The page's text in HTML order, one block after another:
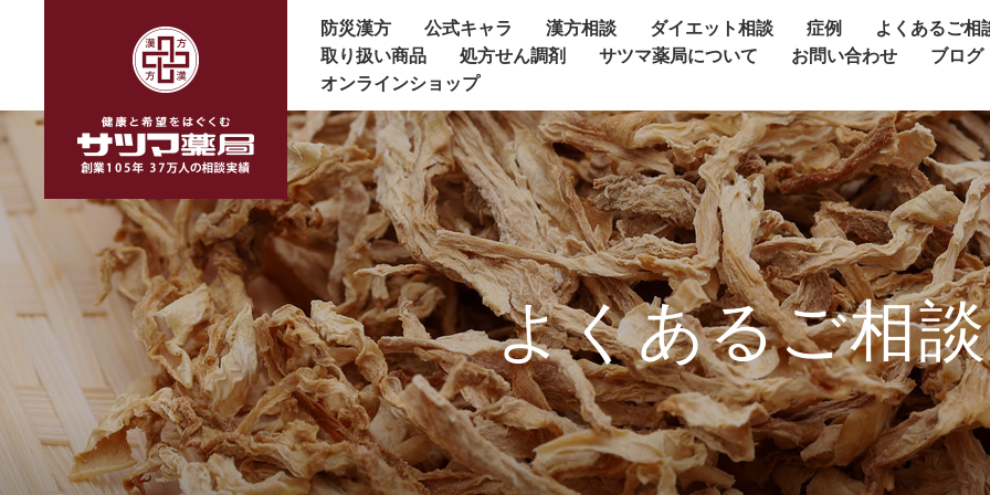
防災漢方 公式キャラ 漢方相談 ダイエット相談 症例
よくあるご相
取り扱い商品
処方せん調剤 サツマ薬局について お問い合わせ
ブログ
オンラインショップ
よくあるご相談